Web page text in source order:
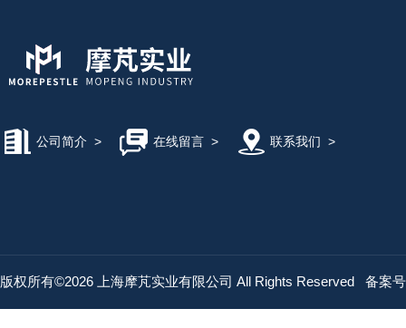
公司简介 > 在线留言> 联系我们 >
版权所有©2026 上海摩芃实业有限公司 All Rights Reserved 备案